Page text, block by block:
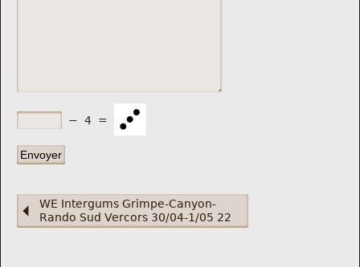
− 4 =
WE Intergums Grimpe-Canyon-
Rando Sud Vercors 30/04-1/05 22